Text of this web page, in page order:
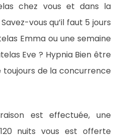
chez vous et dans la
vous qu’il faut 5 jours
Emma ou une semaine
Eve ? Hypnia Bien être
toujours de la concurrence
est effectuée, une
nuits vous est offerte